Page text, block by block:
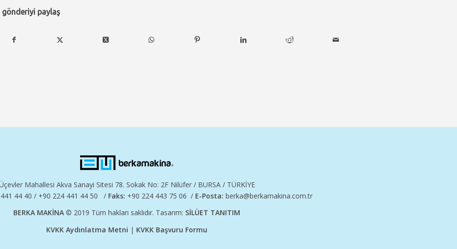
gönderiyi paylaş
Mahallesi Akva Sanayi Sitesi 78. Sokak No: 2F Nilüfer / BURSA / TÜRKİYE
44 40 / +90 224 441 44 50 / Faks: +90 224 443 75 06 / E-Posta: berka@berkamakina.com.tr
BERKA MAKİNA © 2019 Tüm hakları saklıdır. Tasarım: SİLÜET TANITIM
KVKK Aydınlatma Metni | KVKK Başvuru Formu